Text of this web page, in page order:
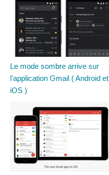
Le mode sombre arrive sur
l'application Gmail ( Android et
iOS )